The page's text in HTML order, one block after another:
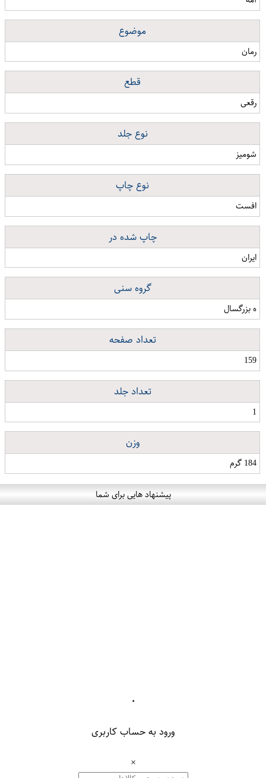
موضوع
رمان
قطع
رقعی
نوع جلد
شومیز
نوع چاپ
افست
چاپ شده در
ایران
گروه سنی
ه بزرگسال
تعداد صفحه
159
تعداد جلد
1
وزن
184 گرم
پیشنهاد هایی برای شما
۰
ورود به حساب کاربری
×